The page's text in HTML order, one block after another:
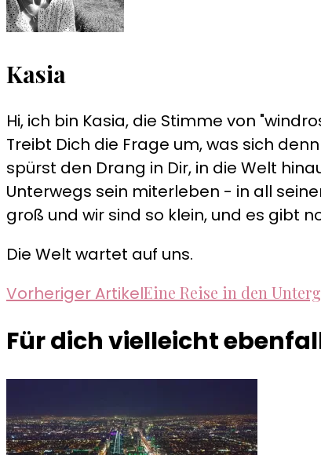
Kasia
Hi, ich bin Kasia, die Stimme von
Treibt Dich die Frage um, was sich
spürst den Drang in Dir, in die Welt
Unterwegs sein miterleben - in all
groß und wir sind so klein, und es gibt
Die Welt wartet auf uns.
Beitragsnavigation
Vorheriger ArtikelEine Reise in den
Für dich vielleicht